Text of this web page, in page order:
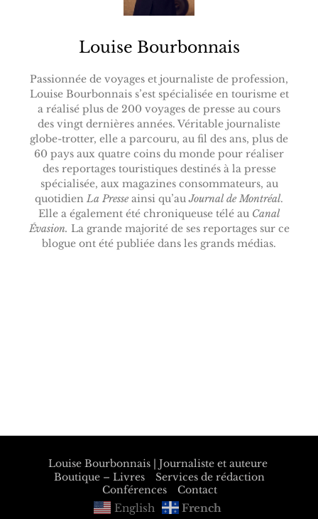
Louise Bourbonnais
Passionnée de voyages et journaliste de profession,
Louise Bourbonnais s’est spécialisée en tourisme et
a réalisé plus de 200 voyages de presse au cours
des vingt dernières années. Véritable journaliste
globe-trotter, elle a parcouru, au fil des ans, plus de
60 pays aux quatre coins du monde pour réaliser
des reportages touristiques destinés à la presse
spécialisée, aux magazines consommateurs, au
quotidien La Presse ainsi qu’auJournal de Montréal.
Elle a également été chroniqueuse télé au Canal
Évasion. La grande majorité de ses reportages sur ce
blogue ont été publiée dans les grands médias.
Louise Bourbonnais | Journaliste et auteure
Boutique – Livres
Services de rédaction
Conférences
Contact
English French